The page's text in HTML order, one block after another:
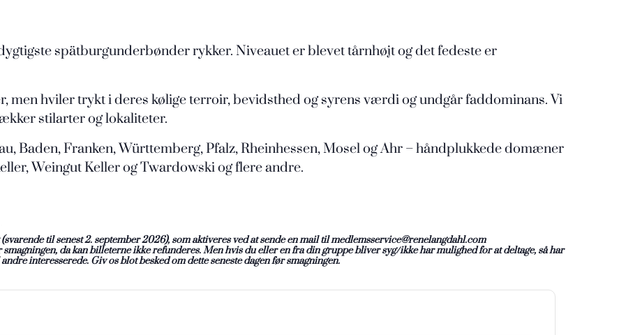
spätburgunderbønder rykker. Niveauet er blevet tårnhøjt og det fedeste er
men hviler trykt i deres kølige terroir, bevidsthed og syrens værdi og undgår faddominans. Vi
stilarter og lokaliteter.
Baden, Franken, Württemberg, Pfalz, Rheinhessen, Mosel og Ahr – håndplukkede domæner
Weingut Keller og Twardowski og flere andre.
til senest 2. september 2026), som aktiveres ved at sende en mail til medlemsservice@renelangdahl.com
da kan billeterne ikke refunderes. Men hvis du eller en fra din gruppe bliver syg/ikke har mulighed for at deltage, så har
interesserede. Giv os blot besked om dette seneste dagen før smagningen.